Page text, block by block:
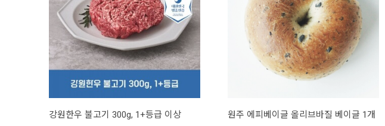
강원한우 불고기 300g, 1+등급 이상 원주 에피베이글 올리브바질 베이글 1개